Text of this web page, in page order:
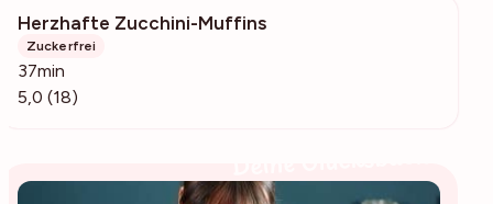
Herzhafte Zucchini-Muffins
Zuckerfrei
37min
5,0 (18)